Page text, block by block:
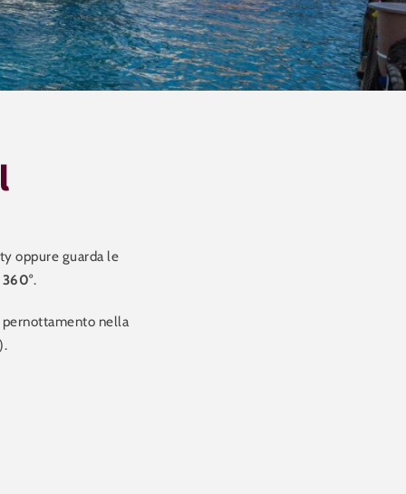
oppure guarda le
.
pernottamento nella